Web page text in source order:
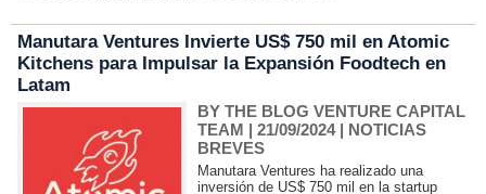
Manutara Ventures Invierte US$ 750 mil en Atomic
Kitchens para Impulsar la Expansión Foodtech en
Latam
BY THE BLOG VENTURE CAPITAL
TEAM | 21/09/2024| NOTICIAS
BREVES
Manutara Ventures ha realizado una
inversión de US$ 750 mil en la startup